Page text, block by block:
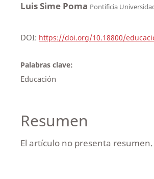
Luis Sime Poma Pontificia
DOI: https://doi.org/10.18800/
Palabras clave:
Educación
Resumen
El artículo no presenta resumen.